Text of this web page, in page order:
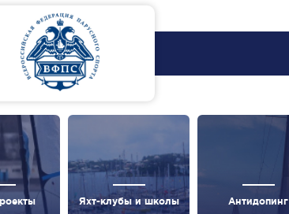
Яхт-клубы и школы Антидопинг